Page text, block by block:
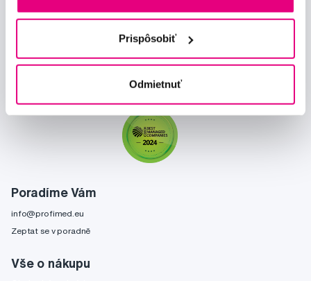
Prispôsobiť
Odmietnuť
Poradíme Vám
info@profimed.eu
Zeptat se v poradně
Vše o nákupu
Chci dostávat informace o novinkách a akčních nabídkách
zpracováním osobních údajů